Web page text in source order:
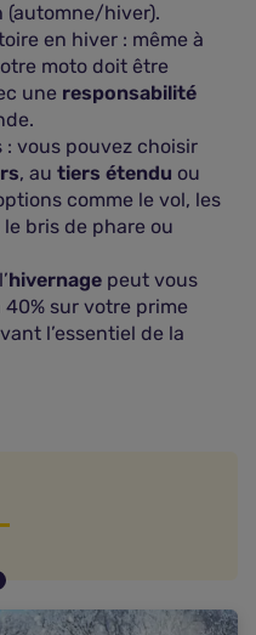
(automne/hiver).
en hiver : même à
moto doit être
une responsabilité
: vous pouvez choisir
, au tiers étendu ou
comme le vol, les
bris de phare ou
hivernage peut vous
40% sur votre prime
l’essentiel de la
même en